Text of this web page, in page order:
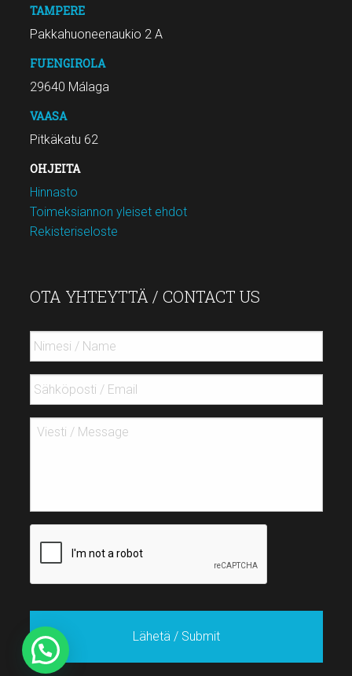
TAMPERE
Pakkahuoneenaukio 2 A
FUENGIROLA
29640 Málaga
VAASA
Pitkäkatu 62
OHJEITA
Hinnasto
Toimeksiannon yleiset ehdot
Rekisteriseloste
OTA YHTEYTTÄ / CONTACT US